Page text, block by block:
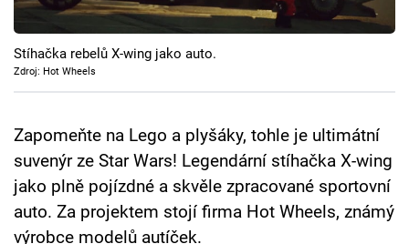
Cool Esport
Pořady
Sledujte prima+
Přihlášení
Stíhačka rebelů X-wing jako auto.
Zdroj: Hot Wheels
Zapomeňte na Lego a plyšáky, tohle je ultimátní
suvenýr ze Star Wars! Legendární stíhačka X-wing
jako plně pojízdné a skvěle zpracované sportovní
auto. Za projektem stojí firma Hot Wheels, známý
výrobce modelů autíček.